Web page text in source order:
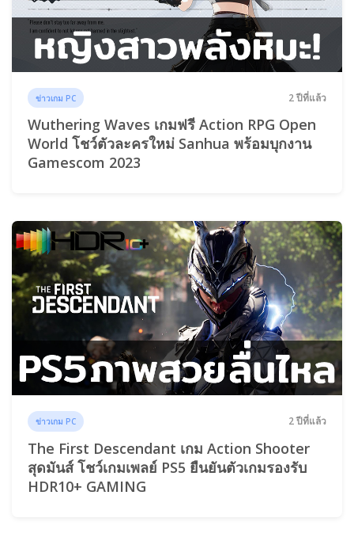
ข่าวเกม PC 2 ปีที่แล้ว
Wuthering Waves เกมฟรี Action RPG Open
World โชว์ตัวละครใหม่ Sanhua พร้อมบุกงาน
Gamescom 2023
ข่าวเกม PC 2 ปีที่แล้ว
The First Descendant เกม Action Shooter
สุดมันส์ โชว์เกมเพลย์ PS5 ยืนยันตัวเกมรองรับ
HDR10+ GAMING